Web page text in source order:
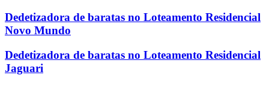
Dedetizadora de baratas no Loteamento Residencial
Novo Mundo
Dedetizadora de baratas no Loteamento Residencial
Jaguari